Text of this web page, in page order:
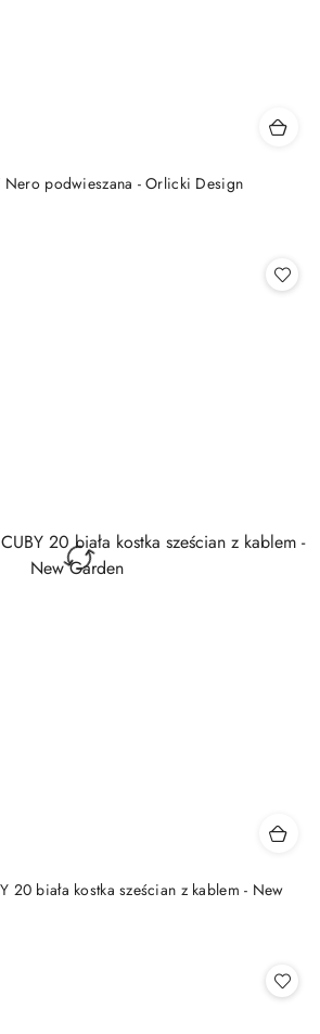
Nero podwieszana - Orlicki Design
20 biała kostka sześcian z kablem - New